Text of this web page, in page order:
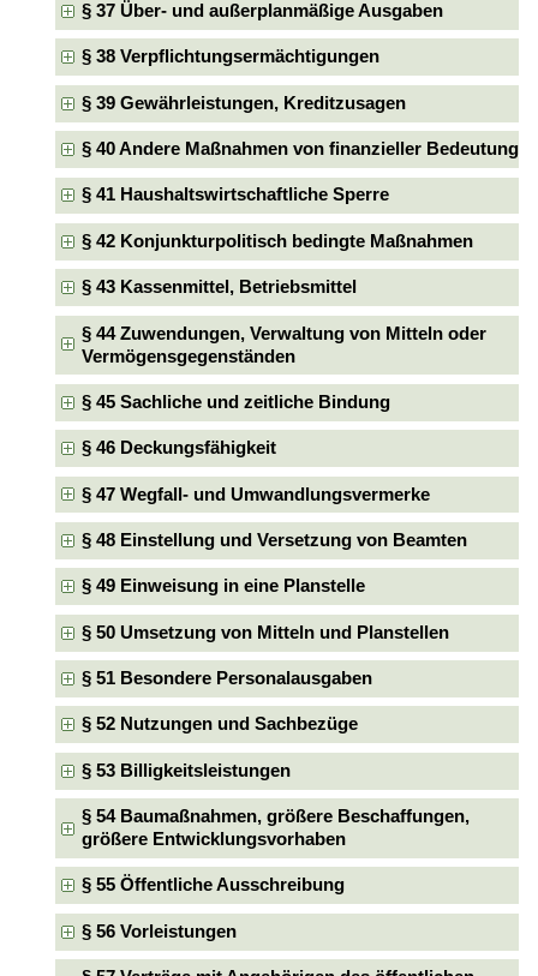
§ 37 Über- und außerplanmäßige Ausgaben
§ 38 Verpflichtungsermächtigungen
§ 39 Gewährleistungen, Kreditzusagen
§ 40 Andere Maßnahmen von finanzieller Bedeutung
§ 41 Haushaltswirtschaftliche Sperre
§ 42 Konjunkturpolitisch bedingte Maßnahmen
§ 43 Kassenmittel, Betriebsmittel
§ 44 Zuwendungen, Verwaltung von Mitteln oder
Vermögensgegenständen
§ 45 Sachliche und zeitliche Bindung
§ 46 Deckungsfähigkeit
§ 47 Wegfall- und Umwandlungsvermerke
§ 48 Einstellung und Versetzung von Beamten
§ 49 Einweisung in eine Planstelle
§ 50 Umsetzung von Mitteln und Planstellen
§ 51 Besondere Personalausgaben
§ 52 Nutzungen und Sachbezüge
§ 53 Billigkeitsleistungen
§ 54 Baumaßnahmen, größere Beschaffungen,
größere Entwicklungsvorhaben
§ 55 Öffentliche Ausschreibung
§ 56 Vorleistungen